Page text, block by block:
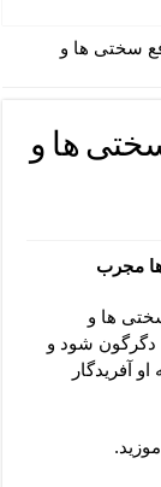
شوهر
الجمیل برای
مستجاب الدعوه
کودکان
زخم ماشاالله
و رفع اضطراب
سلیمان
سختی ها و
ها و
مجرب
ها و
دگرگون شود و
آفریدگار